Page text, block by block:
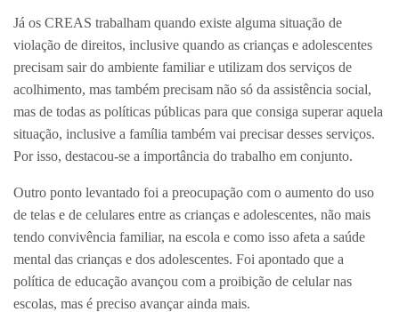
Já os CREAS trabalham quando existe alguma situação de
violação de direitos, inclusive quando as crianças e adolescentes
precisam sair do ambiente familiar e utilizam dos serviços de
acolhimento, mas também precisam não só da assistência social,
mas de todas as políticas públicas para que consiga superar aquela
situação, inclusive a família também vai precisar desses serviços.
Por isso, destacou-se a importância do trabalho em conjunto.
Outro ponto levantado foi a preocupação com o aumento do uso
de telas e de celulares entre as crianças e adolescentes, não mais
tendo convivência familiar, na escola e como isso afeta a saúde
mental das crianças e dos adolescentes. Foi apontado que a
política de educação avançou com a proibição de celular nas
escolas, mas é preciso avançar ainda mais.